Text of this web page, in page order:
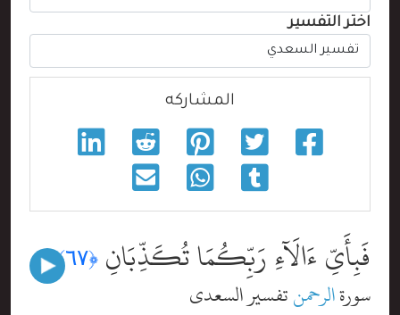
اختر التفسير
المشاركه
فَبِأَىِّ ءَالَآءِ رَبِّكُمَا تُكَذِّبَانِ ﴿٦٧﴾
سورةالرحمنتفسير السعدي